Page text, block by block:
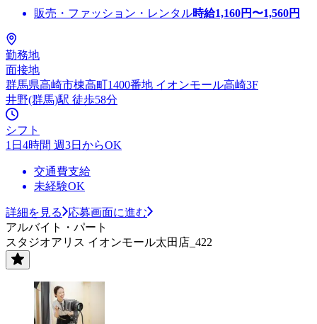
販売・ファッション・レンタル時給1,160円〜1,560円
勤務地
面接地
群馬県高崎市棟高町1400番地 イオンモール高崎3F
井野(群馬)駅 徒歩58分
シフト
1日4時間 週3日からOK
交通費支給
未経験OK
詳細を見る
応募画面に進む
アルバイト・パート
スタジオアリス イオンモール太田店_422